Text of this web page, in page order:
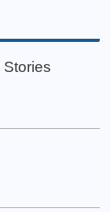
Stories